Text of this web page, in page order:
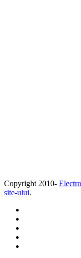
Copyright 2010-
site-ului.